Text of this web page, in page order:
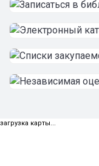
загрузка карты...